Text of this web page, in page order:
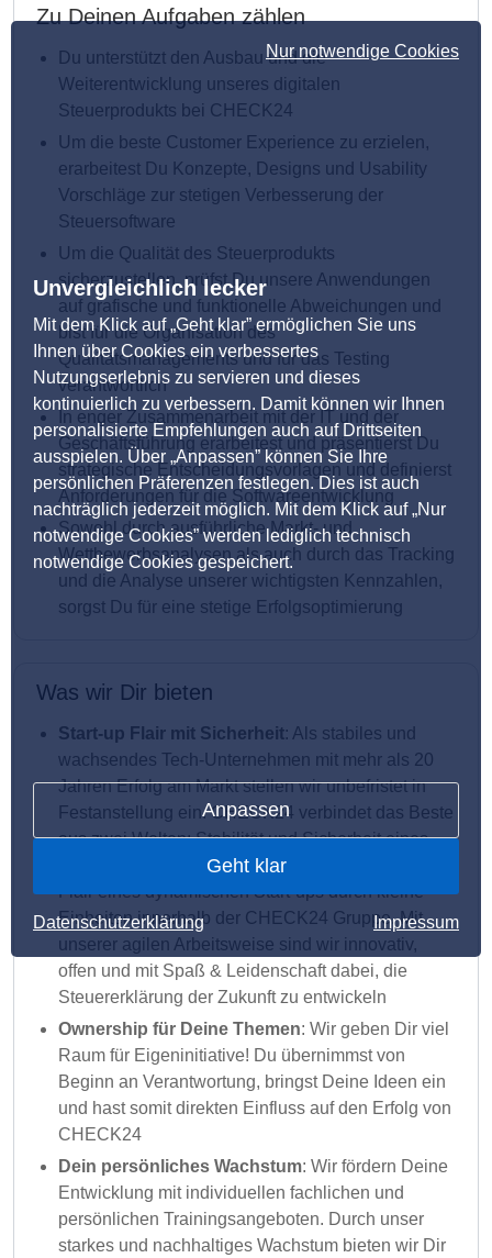
Nur notwendige Cookies
Unvergleichlich lecker
Mit dem Klick auf „Geht klar” ermöglichen Sie uns
Ihnen über Cookies ein verbessertes
Nutzungserlebnis zu servieren und dieses
kontinuierlich zu verbessern. Damit können wir Ihnen
personalisierte Empfehlungen auch auf Drittseiten
ausspielen. Über „Anpassen” können Sie Ihre
persönlichen Präferenzen festlegen. Dies ist auch
nachträglich jederzeit möglich. Mit dem Klick auf „Nur
notwendige Cookies” werden lediglich technisch
notwendige Cookies gespeichert.
Anpassen
Geht klar
Datenschutzerklärung Impressum
Zu Deinen Aufgaben zählen
Du unterstützt den Ausbau und die
Weiterentwicklung unseres digitalen
Steuerprodukts bei CHECK24
Um die beste Customer Experience zu erzielen,
erarbeitest Du Konzepte, Designs und Usability
Vorschläge zur stetigen Verbesserung der
Steuersoftware
Um die Qualität des Steuerprodukts
sicherzustellen, prüfst Du unsere Anwendungen
auf grafische und funktionelle Abweichungen und
bist für die Organisation des
Qualitätsmanagements und für das Testing
verantwortlich
In enger Zusammenarbeit mit der IT und der
Geschäftsführung erarbeitest und präsentierst Du
strategische Entscheidungsvorlagen und definierst
Anforderungen für die Softwareentwicklung
Sowohl durch ausführliche Markt- und
Wettbewerbsanalysen als auch durch das Tracking
und die Analyse unserer wichtigsten Kennzahlen,
sorgst Du für eine stetige Erfolgsoptimierung
Was wir Dir bieten
Start-up Flair mit Sicherheit: Als stabiles und
wachsendes Tech-Unternehmen mit mehr als 20
Jahren Erfolg am Markt stellen wir unbefristet in
Festanstellung ein. CHECK24 verbindet das Beste
aus zwei Welten: Stabilität und Sicherheit eines
großen Unternehmens mit der Flexibilität und dem
Flair eines dynamischen Start-ups durch kleine
Einheiten innerhalb der CHECK24 Gruppe. Mit
unserer agilen Arbeitsweise sind wir innovativ,
offen und mit Spaß & Leidenschaft dabei, die
Steuererklärung der Zukunft zu entwickeln
Ownership für Deine Themen: Wir geben Dir viel
Raum für Eigeninitiative! Du übernimmst von
Beginn an Verantwortung, bringst Deine Ideen ein
und hast somit direkten Einfluss auf den Erfolg von
CHECK24
Dein persönliches Wachstum: Wir fördern Deine
Entwicklung mit individuellen fachlichen und
persönlichen Trainingsangeboten. Durch unser
starkes und nachhaltiges Wachstum bieten wir Dir